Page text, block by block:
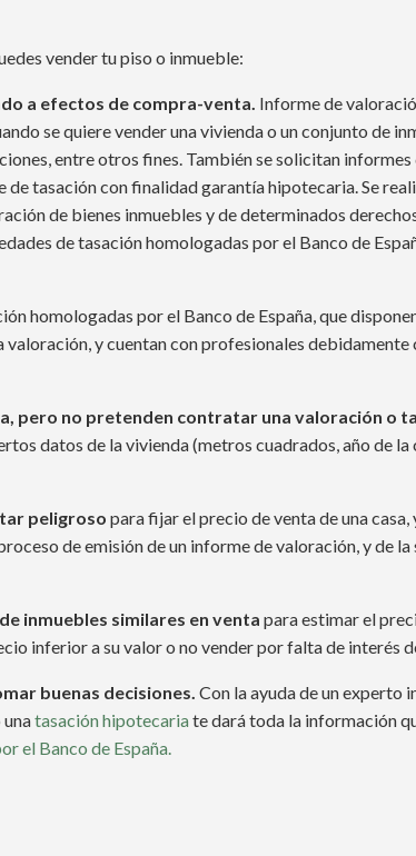
vender tu piso o inmueble:
a efectos de compra-venta. Informe de
se quiere vender una vivienda o un conjunto de
entre otros fines. También se solicitan
de tasación con finalidad garantía hipotecaria. Se
de bienes inmuebles y de determinados
de tasación homologadas por el Banco de
homologadas por el Banco de España, que
y cuentan con profesionales
pero no pretenden contratar una valoración o
datos de la vivienda (metros cuadrados, año de
peligroso para fijar el precio de venta de una
de emisión de un informe de valoración, y de
inmuebles similares en venta para estimar el
inferior a su valor o no vender por falta de interés
buenas decisiones. Con la ayuda de un experto
unatasación hipotecariate dará toda la información
el Banco de España.